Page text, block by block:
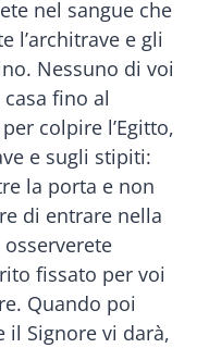
nel sangue che
l’architrave e gli
Nessuno di voi
fino al
colpire l’Egitto,
e sugli stipiti:
la porta e non
di entrare nella
fissato per voi
Quando poi
il Signore vi darà,